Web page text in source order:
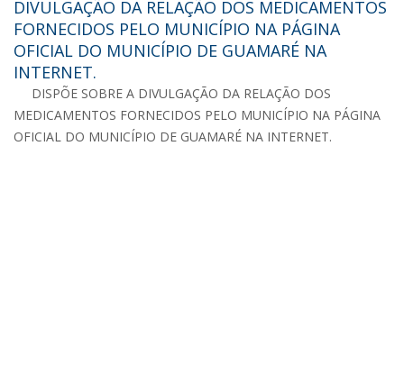
DIVULGAÇÃO DA RELAÇÃO DOS MEDICAMENTOS
FORNECIDOS PELO MUNICÍPIO NA PÁGINA
OFICIAL DO MUNICÍPIO DE GUAMARÉ NA
INTERNET.
DISPÕE SOBRE A DIVULGAÇÃO DA RELAÇÃO DOS
MEDICAMENTOS FORNECIDOS PELO MUNICÍPIO NA PÁGINA
OFICIAL DO MUNICÍPIO DE GUAMARÉ NA INTERNET.